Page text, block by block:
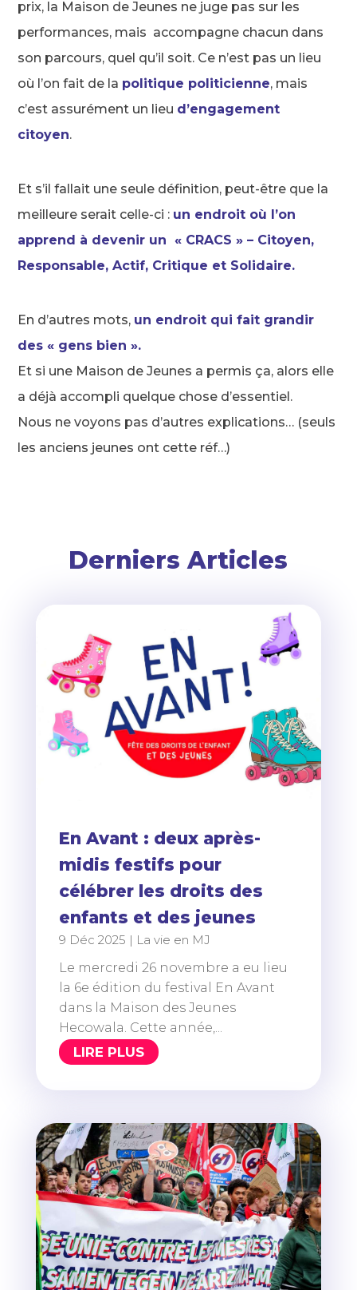
prix, la Maison de Jeunes ne juge pas sur les
performances, mais accompagne chacun dans
son parcours, quel qu’il soit. Ce n’est pas un lieu
où l’on fait de la politique politicienne, mais
c’est assurément un lieu d’engagement
citoyen.
Et s’il fallait une seule définition, peut-être que la
meilleure serait celle-ci : un endroit où l’on
apprend à devenir un « CRACS » – Citoyen,
Responsable, Actif, Critique et Solidaire.
En d’autres mots, un endroit qui fait grandir
des « gens bien ».
Et si une Maison de Jeunes a permis ça, alors elle
a déjà accompli quelque chose d’essentiel.
Nous ne voyons pas d’autres explications… (seuls
les anciens jeunes ont cette réf…)
Derniers Articles
En Avant : deux après-
midis festifs pour
célébrer les droits des
enfants et des jeunes
9 Déc 2025 | La vie en MJ
Le mercredi 26 novembre a eu lieu
la 6e édition du festival En Avant
dans la Maison des Jeunes
Hecowala. Cette année,...
LIRE PLUS